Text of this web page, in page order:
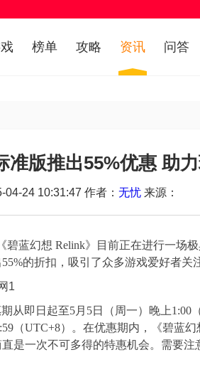
榜单 攻略 资讯 问答
准版推出55%优惠 助
24 10:31:47 作者： 无忧 来源：
碧蓝幻想 Relink》目前正在进行一场
的折扣，吸引了众多游戏爱好者关
即日起至5月5日（周一）晚上1:00（
（UTC+8）。在优惠期内，《碧蓝
是一次不可多得的特惠机会。需要